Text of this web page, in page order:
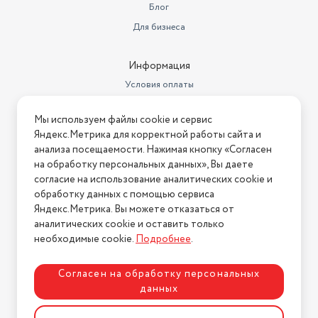
индикация температуры,
снизу
Объем морозильной камеры
104 л
Количество компрессоров
1
Энергопотребление
394.2 кВтч/год
Материал полок
стекло
Линейка
PREMIUM 44 Serie
Минимальная температура в
морозильной камере
-18
Блог
Для бизнеса
Информация
Условия оплаты
Условия возврата
Нашли ошибку на сайте? Напишите нам
2026 © Интернет-магазин "АстМаркет". У нас есть всё!
Политика конфиденциальности
Разработка сайтаASTDESIGN
Мы используем файлы cookie и сервис
Яндекс.Метрика для корректной работы сайта и
анализа посещаемости. Нажимая кнопку «Согласен
на обработку персональных данных», Вы даете
согласие на использование аналитических cookie и
обработку данных с помощью сервиса
Яндекс.Метрика. Вы можете отказаться от
аналитических cookie и оставить только
необходимые cookie.Подробнее.
Согласен на обработку персональных
данных